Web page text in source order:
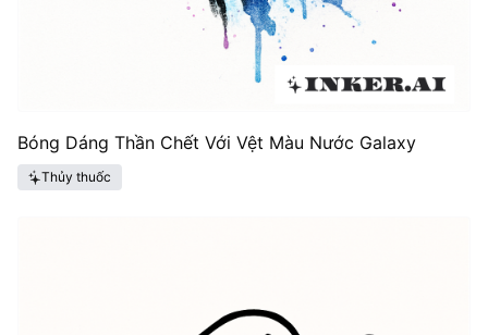
Bóng Dáng Thần Chết Với Vệt Màu Nước Galaxy
Thủy thuốc